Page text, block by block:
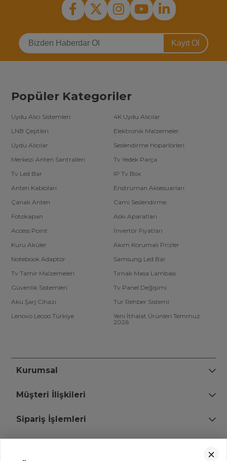
Kayıt Ol
Popüler Kategoriler
Uydu Alıcı Sistemleri
4K Uydu Alıcılar
LNB Çeşitleri
Elektronik Malzemeler
Uydu Alıcılar
Seslendirme Hoparlörleri
Merkezi Anten Santralleri
Tv Yedek Parça
Tv Led Bar
IP Tv Box
Anten Kabloları
Enstrüman Aksesuarları
Çanak Anten
Cami Seslendirme
Fotokapan
Askı Aparatları
Access Point
İnvertör Fiyatları
Kuru Aküler
Akım Korumalı Prizler
Notebook Adaptör
Samsung Led Bar
Tv Tamir Malzemeleri
Tırnak Masa Lambası
Güvenlik Sistemleri
Tv Panel Değişimi
Akü Şarj Cihazı
Tur Rehber Sistemi
Lenovo Lecoo Türkiye
Yeni İthalat Ürünleri Temmuz
2026
Kurumsal
Müşteri İlişkileri
Sipariş İşlemleri